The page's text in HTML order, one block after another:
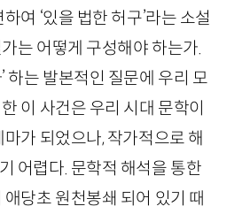
여 ‘있을 법한 허구’라는 소설
는 어떻게 구성해야 하는가.
하는 발본적인 질문에 우리 모
이 사건은 우리 시대 문학이
가 되었으나, 작가적으로 해
어렵다. 문학적 해석을 통한
당초 원천봉쇄 되어 있기 때